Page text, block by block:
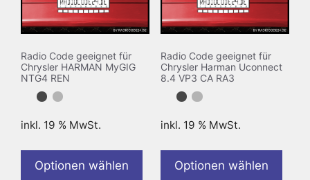
Radio Code geeignet für
Chrysler HARMAN MyGIG
NTG4 REN
inkl. 19 % MwSt.
Optionen wählen
Radio Code geeignet für
Chrysler Harman Uconnect
8.4 VP3 CA RA3
inkl. 19 % MwSt.
Optionen wählen